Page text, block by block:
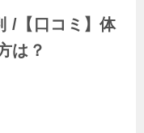
/【口コミ】体
は？